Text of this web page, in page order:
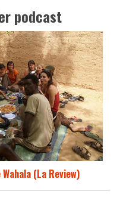
podcast
(La Review)